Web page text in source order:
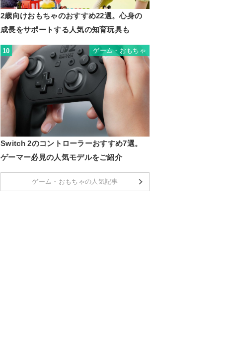
2歳向けおもちゃのおすすめ22選。心身の
成長をサポートする人気の知育玩具も
10 ゲーム・おもちゃ
Switch 2のコントローラーおすすめ7選。
ゲーマー必見の人気モデルをご紹介
ゲーム・おもちゃの人気記事